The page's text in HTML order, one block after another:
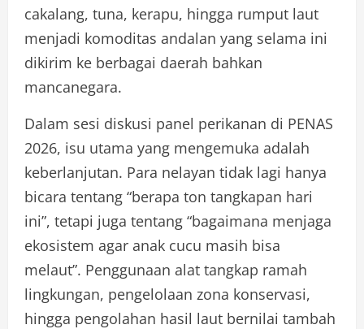
cakalang, tuna, kerapu, hingga rumput laut
menjadi komoditas andalan yang selama ini
dikirim ke berbagai daerah bahkan
mancanegara.
Dalam sesi diskusi panel perikanan di PENAS
2026, isu utama yang mengemuka adalah
keberlanjutan. Para nelayan tidak lagi hanya
bicara tentang “berapa ton tangkapan hari
ini”, tetapi juga tentang “bagaimana menjaga
ekosistem agar anak cucu masih bisa
melaut”. Penggunaan alat tangkap ramah
lingkungan, pengelolaan zona konservasi,
hingga pengolahan hasil laut bernilai tambah